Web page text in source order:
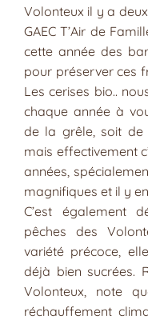
Volonteux il y a
GAEC T’Air de
cette année des
pour préserver ces
Les cerises bio..
chaque année à
de la grêle, soit de
mais effectivement
années,
magnifiques et il y
C’est également
pêches des
variété précoce,
déjà bien sucrées.
Volonteux, note
réchauffement